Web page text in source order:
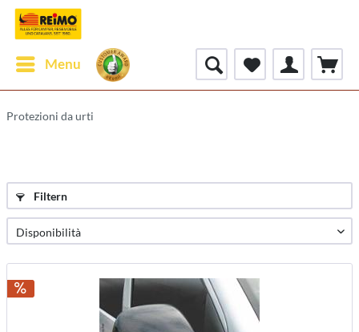
Menu
Protezioni da urti
Filtern